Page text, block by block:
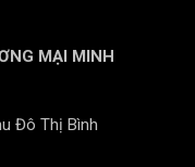
& Sau ghi hình
cực rõ trong điều
ban đêm.
tự động điều
ánh sáng
MẠI MINH
Đô Thị Bình